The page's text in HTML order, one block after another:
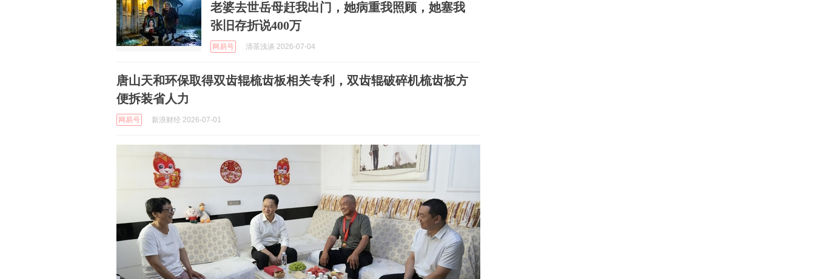
老婆去世岳母赶我出门，她病重我照顾，她塞我
张旧存折说400万
网易号 清茶浅谈 2026-07-04
唐山天和环保取得双齿辊梳齿板相关专利，双齿辊破碎机梳齿板方
便拆装省人力
网易号 新浪财经 2026-07-01